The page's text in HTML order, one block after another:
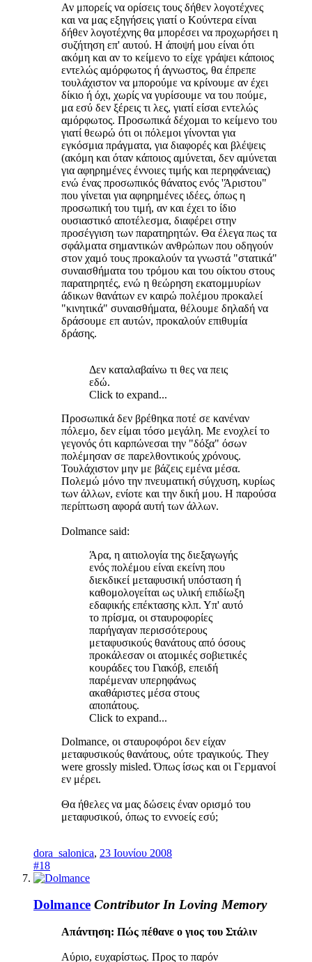
Αν μπορείς να ορίσεις τους δήθεν λογοτέχνες
και να μας εξηγήσεις γιατί ο Κούντερα είναι
δήθεν λογοτέχνης θα μπορέσει να προχωρήσει η
συζήτηση επ' αυτού. Η άποψή μου είναι ότι
ακόμη και αν το κείμενο το είχε γράψει κάποιος
εντελώς αμόρφωτος ή άγνωστος, θα έπρεπε
τουλάχιστον να μπορούμε να κρίνουμε αν έχει
δίκιο ή όχι, χωρίς να γυρίσουμε να του πούμε,
μα εσύ δεν ξέρεις τι λες, γιατί είσαι εντελώς
αμόρφωτος. Προσωπικά δέχομαι το κείμενο του
γιατί θεωρώ ότι οι πόλεμοι γίνονται για
εγκόσμια πράγματα, για διαφορές και βλέψεις
(ακόμη και όταν κάποιος αμύνεται, δεν αμύνεται
για αφηρημένες έννοιες τιμής και περηφάνειας)
ενώ ένας προσωπικός θάνατος ενός 'Άριστου"
που γίνεται για αφηρημένες ιδέες, όπως η
προσωπική του τιμή, αν και έχει το ίδιο
ουσιαστικό αποτέλεσμα, διαφέρει στην
προσέγγιση των παρατηρητών. Θα έλεγα πως τα
σφάλματα σημαντικών ανθρώπων που οδηγούν
στον χαμό τους προκαλούν τα γνωστά "στατικά"
συναισθήματα του τρόμου και του οίκτου στους
παρατηρητές, ενώ η θεώρηση εκατομμυρίων
άδικων θανάτων εν καιρώ πολέμου προκαλεί
"κινητικά" συναισθήματα, θέλουμε δηλαδή να
δράσουμε επ αυτών, προκαλούν επιθυμία
δράσης.
Δεν καταλαβαίνω τι θες να πεις
εδώ.
Click to expand...
Προσωπικά δεν βρέθηκα ποτέ σε κανέναν
πόλεμο, δεν είμαι τόσο μεγάλη. Με ενοχλεί το
γεγονός ότι καρπώνεσαι την "δόξα" όσων
πολέμησαν σε παρελθοντικούς χρόνους.
Τουλάχιστον μην με βάζεις εμένα μέσα.
Πολεμώ μόνο την πνευματική σύγχυση, κυρίως
των άλλων, ενίοτε και την δική μου. Η παρούσα
περίπτωση αφορά αυτή των άλλων.
Dolmance said:
Άρα, η αιτιολογία της διεξαγωγής
ενός πολέμου είναι εκείνη που
διεκδικεί μεταφυσική υπόσταση ή
καθομολογείται ως υλική επιδίωξη
εδαφικής επέκτασης κλπ. Υπ' αυτό
το πρίσμα, οι σταυροφορίες
παρήγαγαν περισσότερους
μεταφυσικούς θανάτους από όσους
προκάλεσαν οι ατομικές σοβιετικές
κουράδες του Γιακόβ, επειδή
παρέμεναν υπερηφάνως
ακαθάριστες μέσα στους
αποπάτους.
Click to expand...
Dolmance, οι σταυροφόροι δεν είχαν
μεταφυσικούς θανάτους, ούτε τραγικούς. They
were grossly misled. Όπως ίσως και οι Γερμανοί
εν μέρει.
Θα ήθελες να μας δώσεις έναν ορισμό του
μεταφυσικού, όπως το εννοείς εσύ;
dora_salonica, 23 Ιουνίου 2008
#18
Dolmance Contributor In Loving Memory
Απάντηση: Πώς πέθανε ο γιος του Στάλιν
Αύριο, ευχαρίστως. Προς το παρόν